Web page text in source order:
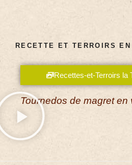
RECETTE ET TERROIRS
Recettes-et-Terroirs la
Tournedos de magret en